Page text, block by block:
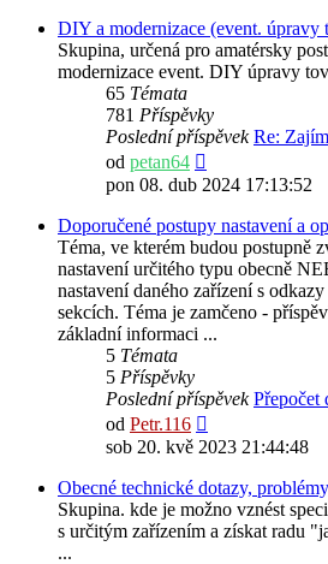
DIY a modernizace (event. úpravy
Skupina, určená pro amatérsky
modernizace event. DIY úpravy
65 Témata
781 Příspěvky
Poslední příspěvek Re:
od petan64
poslední
pon 08. dub 2024 17:13:52
Doporučené postupy nastavení a
Téma, ve kterém budou postupně
nastavení určitého typu obecně
nastavení daného zařízení s
sekcích. Téma je zamčeno -
základní informaci ...
5 Témata
5 Příspěvky
Poslední příspěvek
od Petr.116
poslední
sob 20. kvě 2023 21:44:48
Obecné technické dotazy,
Skupina. kde je možno vznést
s určitým zařízením a získat radu
...